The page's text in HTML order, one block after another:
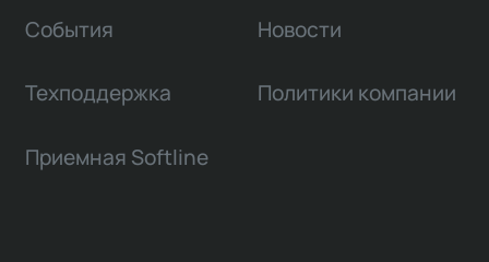
События Новости
Техподдержка Политики компании
Приемная Softline